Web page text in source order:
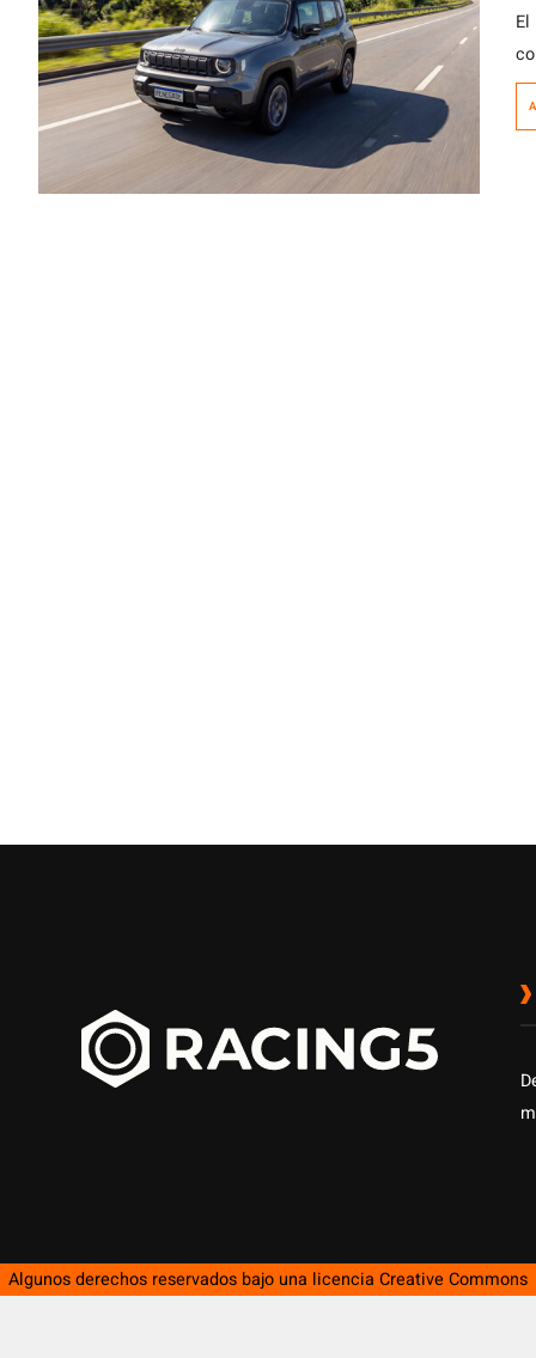
Algunos derechos reservados bajo una licencia Creative Commons